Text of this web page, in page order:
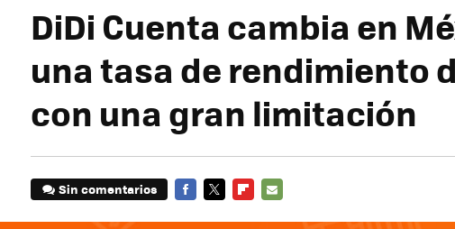
DiDi Cuenta cambia en
una tasa de rendimiento
con una gran limitación
Sin comentarios